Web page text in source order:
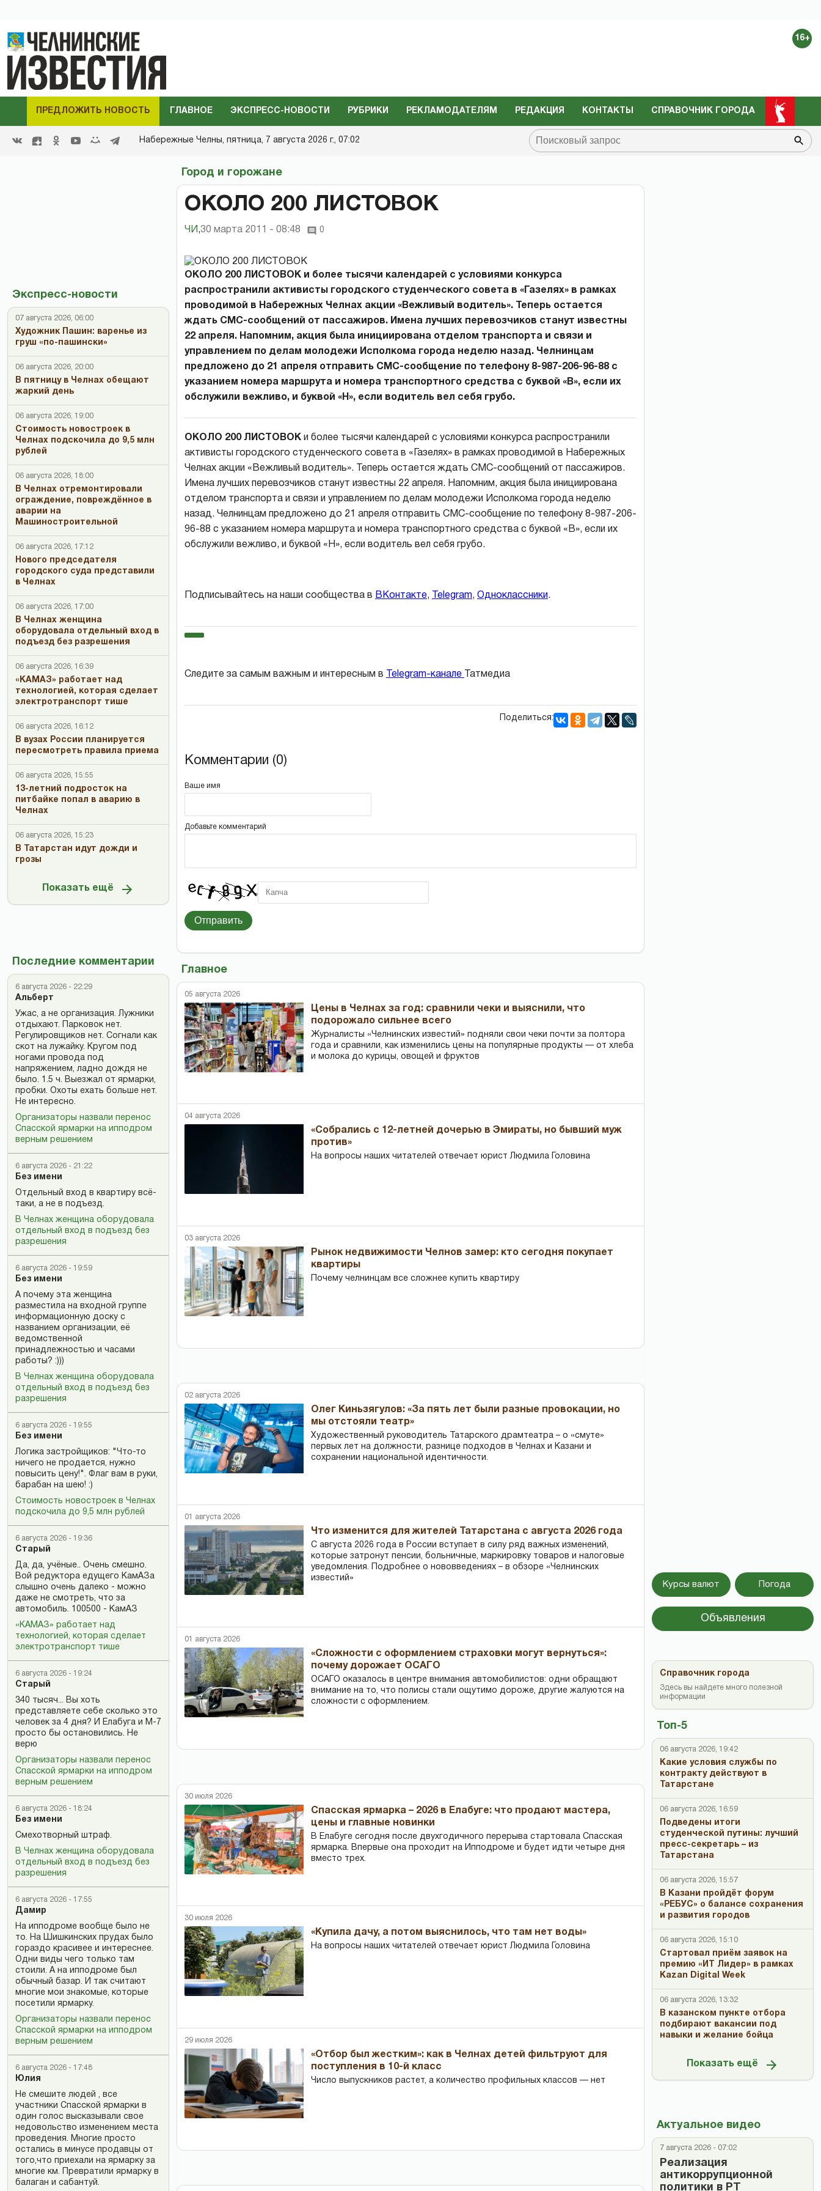
16+
ПРЕДЛОЖИТЬ НОВОСТЬ ГЛАВНОЕ ЭКСПРЕСС-НОВОСТИ РУБРИКИ РЕКЛАМОДАТЕЛЯМ РЕДАКЦИЯ КОНТАКТЫ СПРАВОЧНИК ГОРОДА
Набережные Челны, пятница, 7 августа 2026 г., 07:02
Экспресс-новости
07 августа 2026, 06:00
Художник Пашин: варенье из
груш «по-пашински»
06 августа 2026, 20:00
В пятницу в Челнах обещают
жаркий день
06 августа 2026, 19:00
Стоимость новостроек в
Челнах подскочила до 9,5 млн
рублей
06 августа 2026, 18:00
В Челнах отремонтировали
ограждение, повреждённое в
аварии на
Машиностроительной
06 августа 2026, 17:12
Нового председателя
городского суда представили
в Челнах
06 августа 2026, 17:00
В Челнах женщина
оборудовала отдельный вход в
подъезд без разрешения
06 августа 2026, 16:39
«КАМАЗ» работает над
технологией, которая сделает
электротранспорт тише
06 августа 2026, 16:12
В вузах России планируется
пересмотреть правила приема
06 августа 2026, 15:55
13-летний подросток на
питбайке попал в аварию в
Челнах
06 августа 2026, 15:23
В Татарстан идут дожди и
грозы
Показать ещё
Последние комментарии
6 августа 2026 - 22:29
Альберт
Ужас, а не организация. Лужники
отдыхают. Парковок нет.
Регулировщиков нет. Согнали как
скот на лужайку. Кругом под
ногами провода под
напряжением, ладно дождя не
было. 1.5 ч. Выезжал от ярмарки,
пробки. Охоты ехать больше нет.
Не интересно.
Организаторы назвали перенос
Спасской ярмарки на ипподром
верным решением
6 августа 2026 - 21:22
Без имени
Отдельный вход в квартиру всё-
таки, а не в подъезд.
В Челнах женщина оборудовала
отдельный вход в подъезд без
разрешения
6 августа 2026 - 19:59
Без имени
А почему эта женщина
разместила на входной группе
информационную доску с
названием организации, её
ведомственной
принадлежностью и часами
работы? :)))
В Челнах женщина оборудовала
отдельный вход в подъезд без
разрешения
6 августа 2026 - 19:55
Без имени
Логика застройщиков: "Что-то
ничего не продается, нужно
повысить цену!". Флаг вам в руки,
барабан на шею! :)
Стоимость новостроек в Челнах
подскочила до 9,5 млн рублей
6 августа 2026 - 19:36
Старый
Да, да, учёные.. Очень смешно.
Вой редуктора едущего КамАЗа
слышно очень далеко - можно
даже не смотреть, что за
автомобиль. 100500 - КамАЗ
«КАМАЗ» работает над
технологией, которая сделает
электротранспорт тише
6 августа 2026 - 19:24
Старый
340 тысяч... Вы хоть
представляете себе сколько это
человек за 4 дня? И Елабуга и М-7
просто бы остановились. Не
верю
Организаторы назвали перенос
Спасской ярмарки на ипподром
верным решением
6 августа 2026 - 18:24
Без имени
Смехотворный штраф.
В Челнах женщина оборудовала
отдельный вход в подъезд без
разрешения
6 августа 2026 - 17:55
Дамир
На ипподроме вообще было не
то. На Шишкинских прудах было
гораздо красивее и интереснее.
Одни виды чего только там
стоили. А на ипподроме был
обычный базар. И так считают
многие мои знакомые, которые
посетили ярмарку.
Организаторы назвали перенос
Спасской ярмарки на ипподром
верным решением
6 августа 2026 - 17:48
Юлия
Не смешите людей , все
участники Спасской ярмарки в
один голос высказывали свое
недовольство изменением места
проведения. Многие просто
остались в минусе продавцы от
того,что приехали на ярмарку за
многие км. Превратили ярмарку в
балаган и сабантуй.
Город и горожане
ОКОЛО 200 ЛИСТОВОК
ЧИ ,30 марта 2011 - 08:48 0
ОКОЛО 200 ЛИСТОВОК и более тысячи календарей с условиями конкурса
распространили активисты городского студенческого совета в «Газелях» в рамках
проводимой в Набережных Челнах акции «Вежливый водитель». Теперь остается
ждать СМС-сообщений от пассажиров. Имена лучших перевозчиков станут известны
22 апреля. Напомним, акция была инициирована отделом транспорта и связи и
управлением по делам молодежи Исполкома города неделю назад. Челнинцам
предложено до 21 апреля отправить СМС-сообщение по телефону 8-987-206-96-88 с
указанием номера маршрута и номера транспортного средства с буквой «В», если их
обслужили вежливо, и буквой «Н», если водитель вел себя грубо.
ОКОЛО 200 ЛИСТОВОК и более тысячи календарей с условиями конкурса распространили
активисты городского студенческого совета в «Газелях» в рамках проводимой в Набережных
Челнах акции «Вежливый водитель». Теперь остается ждать СМС-сообщений от пассажиров.
Имена лучших перевозчиков станут известны 22 апреля. Напомним, акция была инициирована
отделом транспорта и связи и управлением по делам молодежи Исполкома города неделю
назад. Челнинцам предложено до 21 апреля отправить СМС-сообщение по телефону 8-987-206-
96-88 с указанием номера маршрута и номера транспортного средства с буквой «В», если их
обслужили вежливо, и буквой «Н», если водитель вел себя грубо.
Подписывайтесь на наши сообщества в ВКонтакте, Telegram, Одноклассники.
Следите за самым важным и интересным в Telegram-канале Татмедиа
Поделиться:
Комментарии (0)
Ваше имя
Добавьте комментарий
Отправить
Главное
05 августа 2026
Цены в Челнах за год: сравнили чеки и выяснили, что
подорожало сильнее всего
Журналисты «Челнинских известий» подняли свои чеки почти за полтора
года и сравнили, как изменились цены на популярные продукты — от хлеба
и молока до курицы, овощей и фруктов
04 августа 2026
«Собрались с 12-летней дочерью в Эмираты, но бывший муж
против»
На вопросы наших читателей отвечает юрист Людмила Головина
03 августа 2026
Рынок недвижимости Челнов замер: кто сегодня покупает
квартиры
Почему челнинцам все сложнее купить квартиру
02 августа 2026
Олег Киньзягулов: «За пять лет были разные провокации, но
мы отстояли театр»
Художественный руководитель Татарского драмтеатра – о «смуте»
первых лет на должности, разнице подходов в Челнах и Казани и
сохранении национальной идентичности.
01 августа 2026
Что изменится для жителей Татарстана с августа 2026 года
С августа 2026 года в России вступает в силу ряд важных изменений,
которые затронут пенсии, больничные, маркировку товаров и налоговые
уведомления. Подробнее о нововведениях – в обзоре «Челнинских
известий»
01 августа 2026
«Сложности с оформлением страховки могут вернуться»:
почему дорожает ОСАГО
ОСАГО оказалось в центре внимания автомобилистов: одни обращают
внимание на то, что полисы стали ощутимо дороже, другие жалуются на
сложности с оформлением.
30 июля 2026
Спасская ярмарка – 2026 в Елабуге: что продают мастера,
цены и главные новинки
В Елабуге сегодня после двухгодичного перерыва стартовала Спасская
ярмарка. Впервые она проходит на Ипподроме и будет идти четыре дня
вместо трех.
30 июля 2026
«Купила дачу, а потом выяснилось, что там нет воды»
На вопросы наших читателей отвечает юрист Людмила Головина
29 июля 2026
«Отбор был жестким»: как в Челнах детей фильтруют для
поступления в 10-й класс
Число выпускников растет, а количество профильных классов — нет
Курсы валют Погода
Объявления
Топ-5
06 августа 2026, 19:42
Какие условия службы по
контракту действуют в
Татарстане
06 августа 2026, 16:59
Подведены итоги
студенческой путины: лучший
пресс-секретарь – из
Татарстана
06 августа 2026, 15:57
В Казани пройдёт форум
«РЕБУС» о балансе сохранения
и развития городов
06 августа 2026, 15:10
Стартовал приём заявок на
премию «ИТ Лидер» в рамках
Kazan Digital Week
06 августа 2026, 13:32
В казанском пункте отбора
подбирают вакансии под
навыки и желание бойца
Показать ещё
Актуальное видео
7 августа 2026 - 07:02
Реализация
антикоррупционной
политики в РТ
Справочник города
Здесь вы найдете много полезной
информации